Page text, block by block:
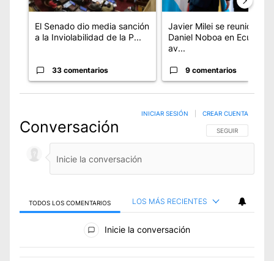
El Senado dio media sanción
a la Inviolabilidad de la P...
33 comentarios
Javier Milei se reunió con
Daniel Noboa en Ecuador
av...
9 comentarios
Conversación SIGA ESTA
SEGUIR
INICIAR SESIÓN CREAR CUENTA
TODOS LOS COMENTARIOS LOS MÁS RECIENTES
Todos los comentarios
Inicie la conversación